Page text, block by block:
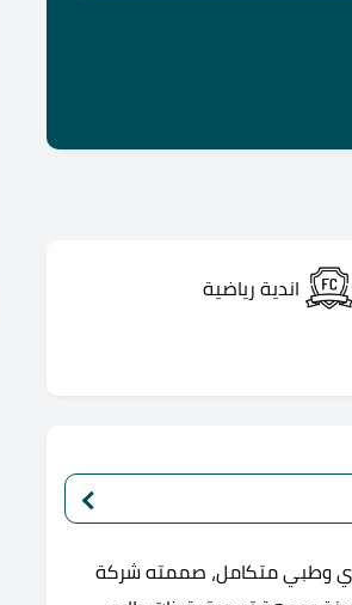
اندية رياضية
وطبي متكامل، صممته شركة